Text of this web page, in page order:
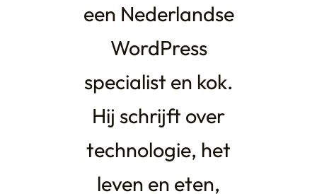
een Nederlandse
WordPress
specialist en kok.
Hij schrijft over
technologie, het
leven en eten,